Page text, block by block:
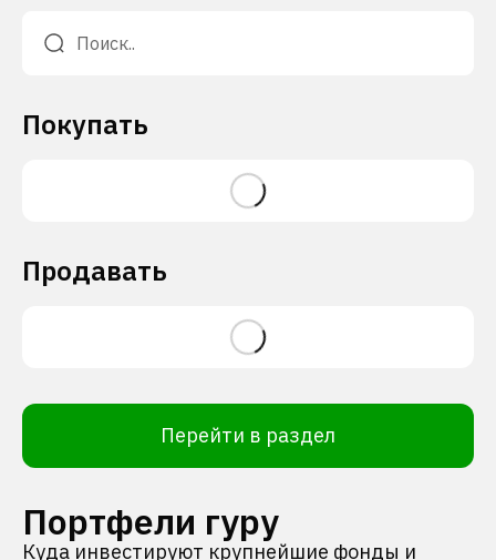
Покупать
Продавать
Перейти в раздел
Портфели гуру
Куда инвестируют крупнейшие фонды и